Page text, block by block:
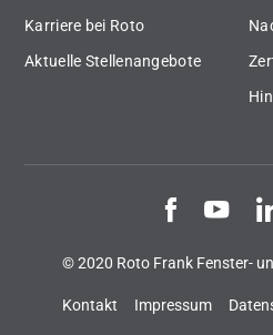
Karriere bei Roto
Aktuelle Stellenangebote
© 2020 Roto Frank Fenster-
Kontakt Impressum